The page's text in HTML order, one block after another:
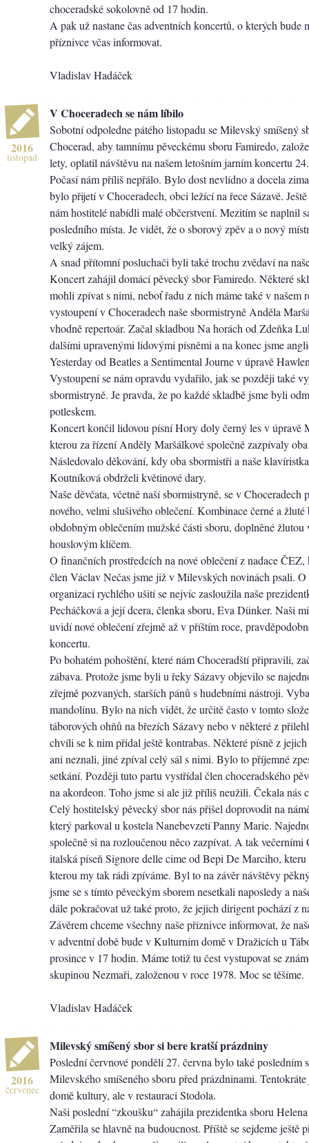
choceradské sokolovně od 17 hodin.
A pak už nastane čas adventních koncertů, o kterých bude
příznivce včas informovat.
Vladislav Hadáček
2016
listopad
V Choceradech se nám líbilo
Sobotní odpoledne pátého listopadu se Milevský smíšený
Chocerad, aby tamnímu pěveckému sboru Famiredo,
lety, oplatil návštěvu na našem letošním jarním koncertu
Počasí nám příliš nepřálo. Bylo dost nevlídno a docela
bylo přijetí v Choceradech, obci ležící na řece Sázavě.
nám hostitelé nabídli malé občerstvení. Mezitím se naplnil
posledního místa. Je vidět, že o sborový zpěv a o nový
velký zájem.
A snad přítomní posluchači byli také trochu zvědaví na
Koncert zahájil domácí pěvecký sbor Famiredo. Některé
mohli zpívat s nimi, neboť řadu z nich máme také v našem
vystoupení v Choceradech naše sbormistryně Anděla
vhodně repertoár. Začal skladbou Na horách od Zdeňka
dalšími upravenými lidovými písněmi a na konec jsme
Yesterday od Beatles a Sentimental Journe v úpravě
Vystoupení se nám opravdu vydařilo, jak se později také
sbormistryně. Je pravda, že po každé skladbě jsme byli
potleskem.
Koncert končil lidovou písní Hory doly černý les v úpravě
kterou za řízení Anděly Maršálkové společně zazpívaly
Následovalo děkování, kdy oba sbormistři a naše
Koutníková obdrželi květinové dary.
Naše děvčata, včetně naší sbormistryně, se v Choceradech
nového, velmi slušivého oblečení. Kombinace černé a
obdobným oblečením mužské části sboru, doplněné žlutou
houslovým klíčem.
O finančních prostředcích na nové oblečení z nadace ČEZ,
člen Václav Nečas jsme již v Milevských novinách psali.
organizaci rychlého ušití se nejvíc zasloužila naše
Pecháčková a její dcera, členka sboru, Eva Dünker. Naši
uvidí nové oblečení zřejmě až v příštím roce,
koncertu.
Po bohatém pohoštění, které nám Choceradští připravili,
zábava. Protože jsme byli u řeky Sázavy objevilo se
zřejmě pozvaných, starších pánů s hudebními nástroji.
mandolínu. Bylo na nich vidět, že určitě často v tomto
táborových ohňů na březích Sázavy nebo v některé z
chvíli se k nim přidal ještě kontrabas. Některé písně z
ani neznali, jiné zpíval celý sál s nimi. Bylo to příjemné
setkání. Později tuto partu vystřídal člen choceradského
na akordeon. Toho jsme si ale již příliš neužili. Čekala nás
Celý hostitelský pěvecký sbor nás přišel doprovodit na
který parkoval u kostela Nanebevzetí Panny Marie.
společně si na rozloučenou něco zazpívat. A tak večerními
italská píseň Signore delle cime od Bepi De Marciho,
kterou my tak rádi zpíváme. Byl to na závěr návštěvy
jsme se s tímto pěveckým sborem nesetkali naposledy a
dále pokračovat už také proto, že jejich dirigent pochází z
Závěrem chceme všechny naše příznivce informovat, že
v adventní době bude v Kulturním domě v Dražicích u
prosince v 17 hodin. Máme totiž tu čest vystupovat se
skupinou Nezmaři, založenou v roce 1978. Moc se těšíme.
Vladislav Hadáček
2016
červenec
Milevský smíšený sbor si bere kratší prázdniny
Poslední červnové pondělí 27. června bylo také posledním
Milevského smíšeného sboru před prázdninami. Tentokráte
domě kultury, ale v restauraci Stodola.
Naši poslední “zkoušku“ zahájila prezidentka sboru
Zaměřila se hlavně na budoucnost. Příště se sejdeme ještě